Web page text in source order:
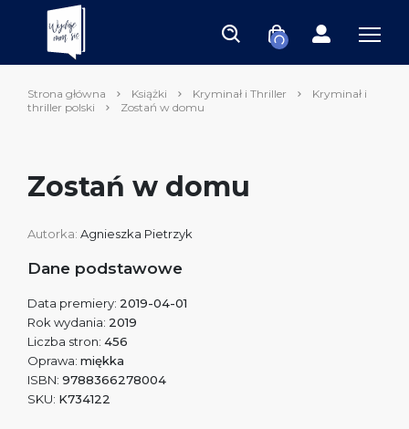
Strona główna Książki Kryminał i Thriller
Kryminał i
thriller polski
Zostań w domu
Zostań w domu
Autorka: Agnieszka Pietrzyk
Dane podstawowe
Data premiery: 2019-04-01
Rok wydania: 2019
Liczba stron: 456
Oprawa: miękka
ISBN: 9788366278004
SKU: K734122